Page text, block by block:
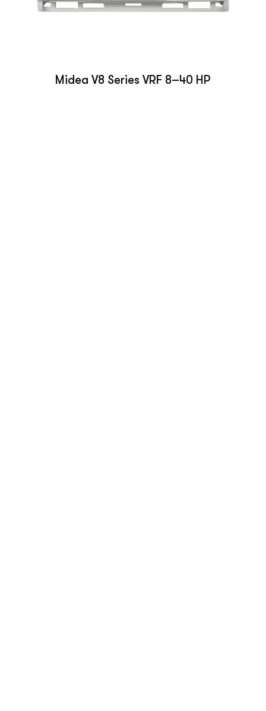
Midea V8 Series VRF 8–40 HP